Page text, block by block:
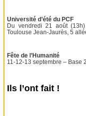
Université d’été du PCF
Du vendredi 21 août
Toulouse Jean-Jaurès, 5
Fête de l’Humanité
11-12-13 septembre – Base
Ils l’ont fait !